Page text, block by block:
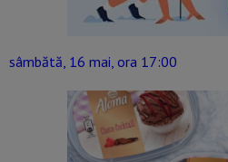
sâmbătă, 16 mai, ora 17:00